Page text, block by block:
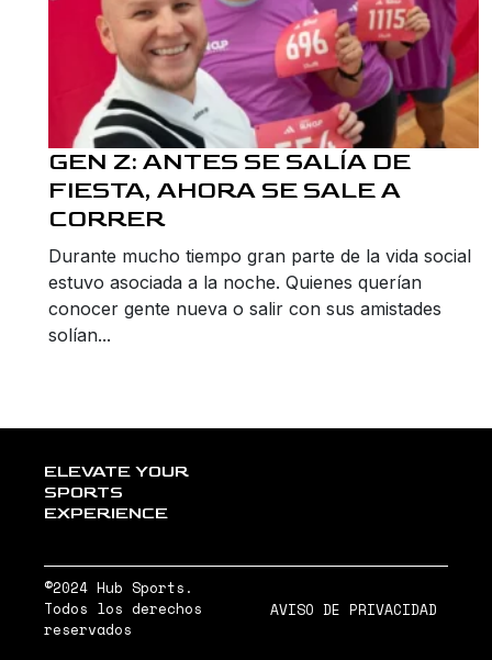
GEN Z: ANTES SE SALÍA DE
FIESTA, AHORA SE SALE A
CORRER
Durante mucho tiempo gran parte de la vida social
estuvo asociada a la noche. Quienes querían
conocer gente nueva o salir con sus amistades
solían...
ELEVATE YOUR
SPORTS
EXPERIENCE
©2024 Hub Sports.
Todos los derechos
reservados
AVISO DE PRIVACIDAD